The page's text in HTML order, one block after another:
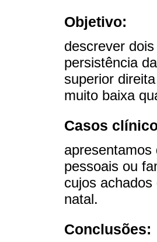
Objetivo:
descrever
persistência
superior
muito baixa
Casos
pessoais ou
cujos
natal.
Conclusões: